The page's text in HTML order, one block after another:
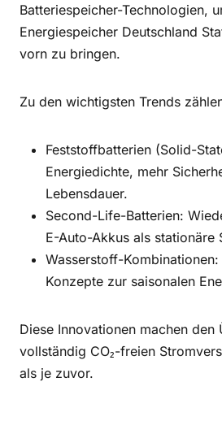
Batteriespeicher-Technologien,
Energiespeicher Deutschland
vorn zu bringen.
Zu den wichtigsten Trends
Feststoffbatterien (Solid-
Energiedichte, mehr
Lebensdauer.
Second-Life-Batterien:
E-Auto-Akkus als stationäre
Wasserstoff-
Konzepte zur saisonalen
Diese Innovationen machen den
vollständig CO₂-freien
als je zuvor.